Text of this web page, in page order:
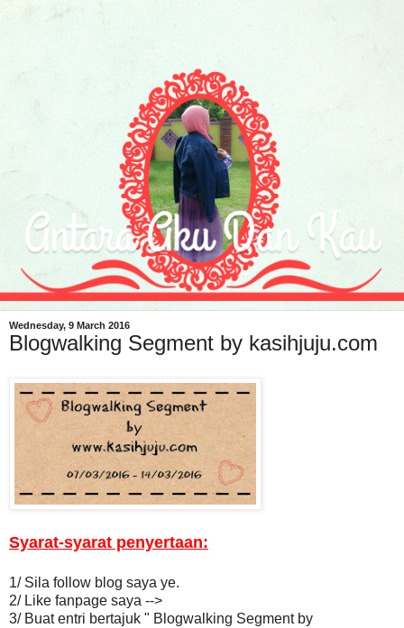
Wednesday, 9 March 2016
Blogwalking Segment by kasihjuju.com
Syarat-syarat penyertaan:
1/ Sila follow blog saya ye.
2/ Like fanpage saya -->
3/ Buat entri bertajuk " Blogwalking Segment by